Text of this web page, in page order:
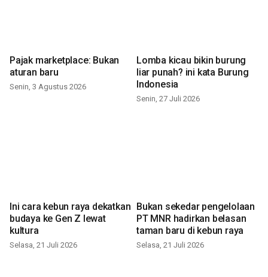
Pajak marketplace: Bukan
aturan baru
Senin, 3 Agustus 2026
Lomba kicau bikin burung
liar punah? ini kata Burung
Indonesia
Senin, 27 Juli 2026
Ini cara kebun raya dekatkan
budaya ke Gen Z lewat
kultura
Selasa, 21 Juli 2026
Bukan sekedar pengelolaan
PT MNR hadirkan belasan
taman baru di kebun raya
Selasa, 21 Juli 2026